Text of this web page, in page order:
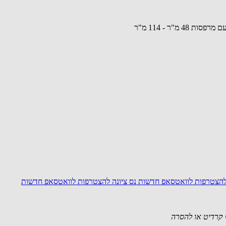
לוואטסאפ חדשות נס ציונה להצטרפות לוואטסאפ חדשות
או להסרה